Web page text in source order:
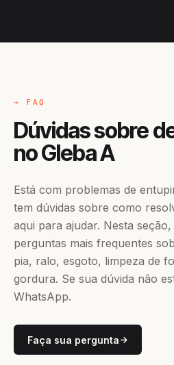
→ FAQ
Dúvidas sobre
no Gleba A
Está com problemas de
tem dúvidas sobre como
aqui para ajudar. Nesta
perguntas mais frequentes
pia, ralo, esgoto, limpeza de
gordura. Se sua dúvida não
WhatsApp.
Faça sua pergunta